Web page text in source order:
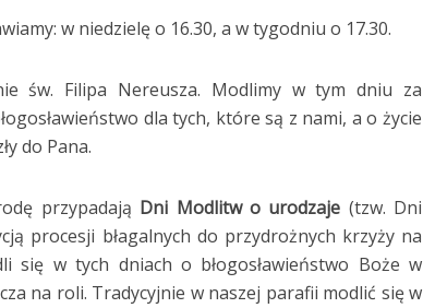
w niedzielę o 16.30, a w tygodniu o 17.30.
św. Filipa Nereusza. Modlimy w tym dniu za
dla tych, które są z nami, a o życie
do Pana.
przypadają Dni Modlitw o urodzaje (tzw. Dni
procesji błagalnych do przydrożnych krzyży na
się w tych dniach o błogosławieństwo Boże w
na roli. Tradycyjnie w naszej parafii modlić się w